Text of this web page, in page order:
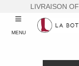
LIVRAISON
MENU